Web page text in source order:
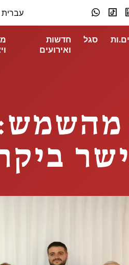
עברית
סגל
חדשות
ואירועים